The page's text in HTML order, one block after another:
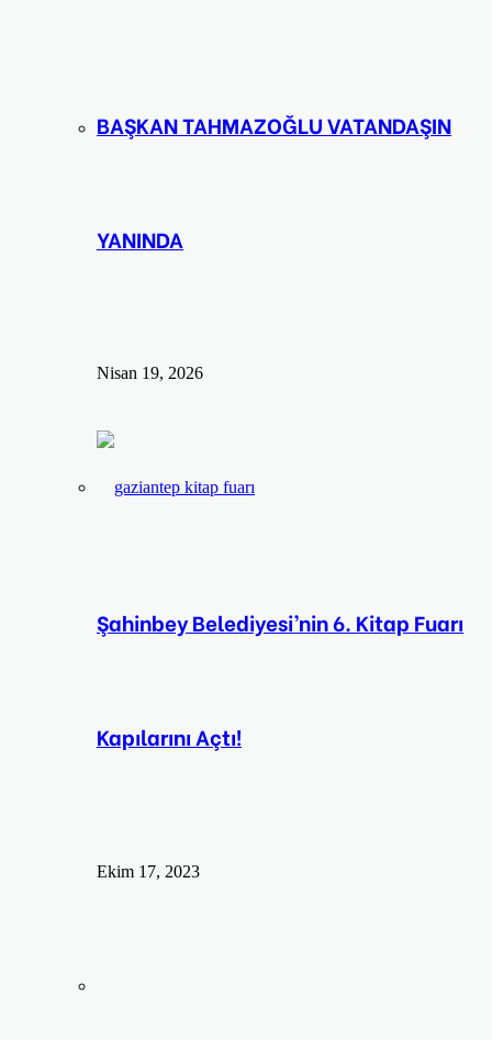
BAŞKAN TAHMAZOĞLU VATANDAŞIN
YANINDA
Nisan 19, 2026
Şahinbey Belediyesi’nin 6. Kitap Fuarı
Kapılarını Açtı!
Ekim 17, 2023